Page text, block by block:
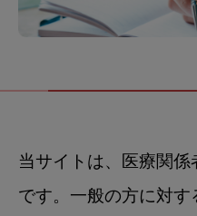
当サイトは、医療関
です。一般の方に対